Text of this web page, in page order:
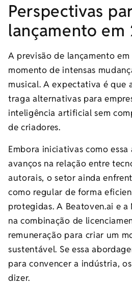
Perspectivas
lançamento em
A previsão de lançamento
momento de intensas
musical. A expectativa é que
traga alternativas para
inteligência artificial sem
de criadores.
Embora iniciativas como
avanços na relação entre
autorais, o setor ainda
como regular de forma
protegidas. A Beatoven.ai e
na combinação de
remuneração para criar um
sustentável. Se essa
para convencer a indústria,
dizer.